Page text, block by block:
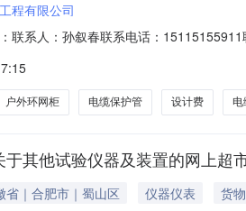
程有限公司
联系人：孙叙春联系电话：
号湖南建工第七工程有限公司联系人：
户外环网柜 电缆保护管 设计费 电
其他试验仪器及装置的网上超
省｜合肥市｜蜀山区 仪器仪表
货物